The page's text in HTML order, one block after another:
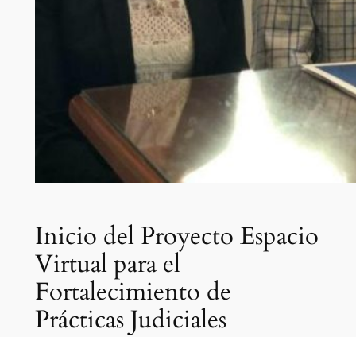
Inicio del Proyecto Espacio
Virtual para el
Fortalecimiento de
Prácticas Judiciales